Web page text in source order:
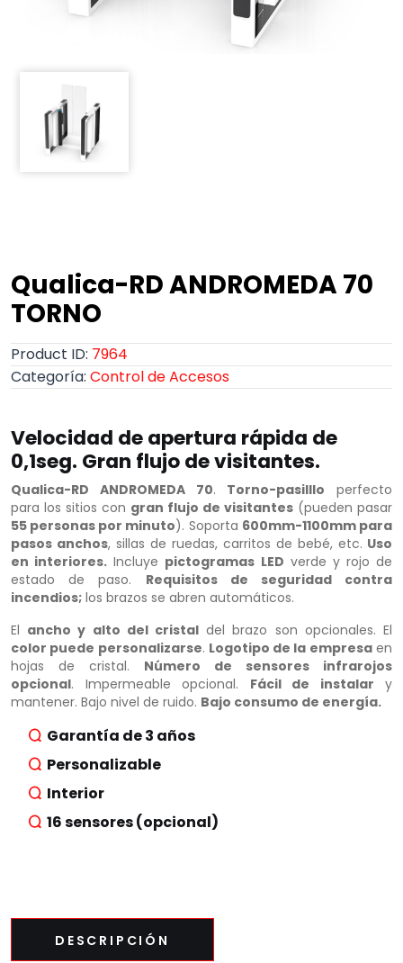
Qualica-RD ANDROMEDA 70
TORNO
Product ID: 7964
Categoría: Control de Accesos
Velocidad de apertura rápida de
0,1seg. Gran flujo de visitantes.
Qualica-RD ANDROMEDA 70. Torno-pasilllo perfecto
para los sitios con gran flujo de visitantes (pueden pasar
55 personas por minuto). Soporta 600mm-1100mm para
pasos anchos, sillas de ruedas, carritos de bebé, etc. Uso
en interiores. Incluye pictogramas LED verde y rojo de
estado de paso. Requisitos de seguridad contra
incendios; los brazos se abren automáticos.
El ancho y alto del cristal del brazo son opcionales. El
color puede personalizarse. Logotipo de la empresaen
hojas de cristal. Número de sensores infrarojos
opcional. Impermeable opcional. Fácil de instalar y
mantener. Bajo nivel de ruido. Bajo consumo de energía.
Garantía de 3 años
Personalizable
Interior
16 sensores (opcional)
DESCRIPCIÓN